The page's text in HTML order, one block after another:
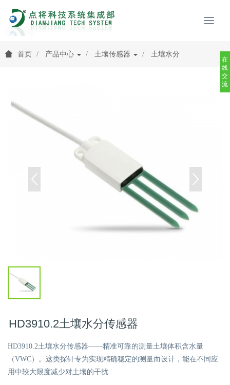
首页 产品中心 土壤传感器 土壤水分
HD3910.2土壤水分传感器
HD3910.2土壤水分传感器——精准可靠的测量土壤体积含水量
（VWC）。这类探针专为实现精确稳定的测量而设计，能在不同应
用中较大限度减少对土壤的干扰
在
线
交
流